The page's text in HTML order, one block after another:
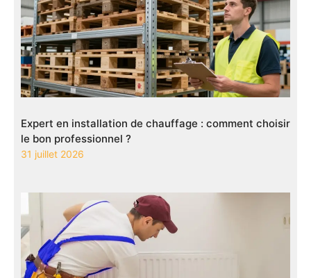
Expert en installation de chauffage : comment choisir
le bon professionnel ?
31 juillet 2026